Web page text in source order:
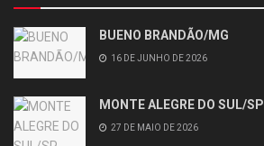
BUENO BRANDÃO/MG
16 DE JUNHO DE 2026
MONTE ALEGRE DO SUL/SP
27 DE MAIO DE 2026